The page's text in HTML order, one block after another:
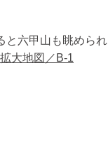
六甲山も眺められ
大地図／B-1